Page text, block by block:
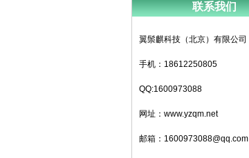
联系我们
翼鬃麒科技（北京）有限公司
手机：18612250805
QQ:1600973088
网址：www.yzqm.net
邮箱：1600973088@qq.com